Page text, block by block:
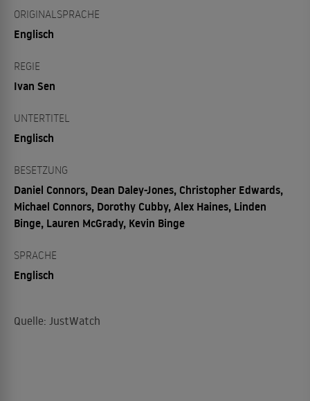
ORIGINALSPRACHE
Englisch
REGIE
Ivan Sen
UNTERTITEL
Englisch
BESETZUNG
Daniel Connors, Dean Daley-Jones, Christopher Edwards,
Michael Connors, Dorothy Cubby, Alex Haines, Linden
Binge, Lauren McGrady, Kevin Binge
SPRACHE
Englisch
Quelle: JustWatch